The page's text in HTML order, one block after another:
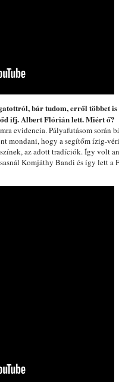
bár tudom, erről többet
ifj. Albert Flórián lett. Miért ő?
evidencia. Pályafutásom során
mondani, hogy a segítőm ízig-
az adott tradíciók. Így volt
Komjáthy Bandi és így lett